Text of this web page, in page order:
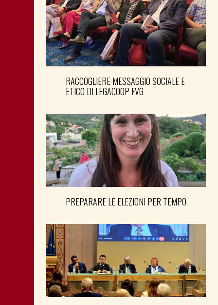
RACCOGLIERE MESSAGGIO SOCIALE E
ETICO DI LEGACOOP FVG
PREPARARE LE ELEZIONI PER TEMPO